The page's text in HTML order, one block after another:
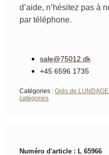
d’aide, n’hésitez pas à
par téléphone.
sale@75012.dk
+45 6596 1735
Catégories : Grès de
catégories
Numéro d'article : L 65966